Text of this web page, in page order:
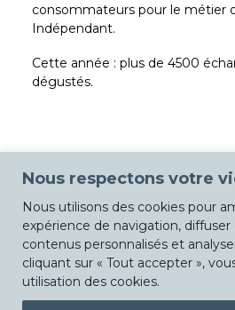
Nous respectons votre
Nous utilisons des cookies pour
expérience de navigation,
contenus personnalisés et
cliquant sur « Tout accepter »,
utilisation des cookies.
consommateurs pour le métier
Indépendant.
Cette année : plus de 4500
dégustés.
© Chateau La